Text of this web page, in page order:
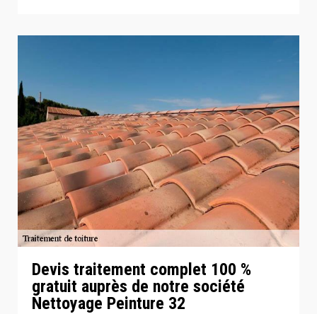
Devis traitement complet 100 %
gratuit auprès de notre société
Nettoyage Peinture 32